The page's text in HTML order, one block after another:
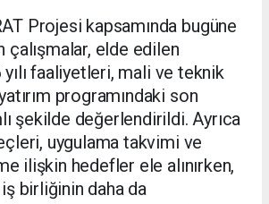
Projesi kapsamında bugüne
çalışmalar, elde edilen
faaliyetleri, mali ve teknik
programındaki son
şekilde değerlendirildi. Ayrıca
uygulama takvimi ve
ilişkin hedefler ele alınırken,
birliğinin daha da